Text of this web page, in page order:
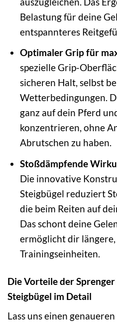
Belastung für deine
entspannteres
Optimaler Grip für
spezielle Grip-
sicheren Halt, selbst
Wetterbedingungen.
ganz auf dein Pferd
konzentrieren, ohne
Abrutschen zu haben.
Stoßdämpfende
Die innovative
Steigbügel reduziert
die beim Reiten auf
Das schont deine
ermöglicht dir
Trainingseinheiten.
Die Vorteile der
Steigbügel im Detail
Lass uns einen